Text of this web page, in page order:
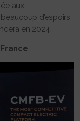
aux
d’espoirs
en 2024.